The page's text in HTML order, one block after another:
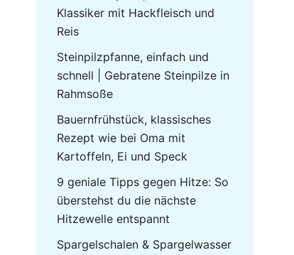
Klassiker mit Hackfleisch und
Reis
Steinpilzpfanne, einfach und
schnell | Gebratene Steinpilze in
Rahmsoße
Bauernfrühstück, klassisches
Rezept wie bei Oma mit
Kartoffeln, Ei und Speck
9 geniale Tipps gegen Hitze: So
überstehst du die nächste
Hitzewelle entspannt
Spargelschalen & Spargelwasser